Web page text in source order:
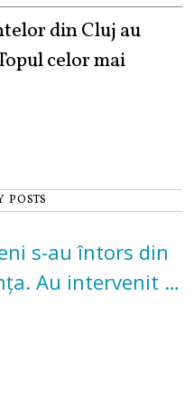
din Cluj au
celor mai
POSTS
s-au întors din
Au intervenit la
și pădure